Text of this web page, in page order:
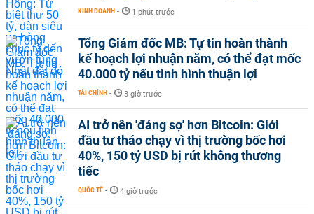
KINH DOANH - 1 phút trước
Tổng Giám đốc MB: Tự tin hoàn thành
kế hoạch lợi nhuận năm, có thể đạt mốc
40.000 tỷ nếu tình hình thuận lợi
TÀI CHÍNH - 3 giờ trước
AI trở nên 'đáng sợ' hơn Bitcoin: Giới
đầu tư tháo chạy vì thị trường bốc hơi
40%, 150 tỷ USD bị rút không thương
tiếc
QUỐC TẾ - 4 giờ trước